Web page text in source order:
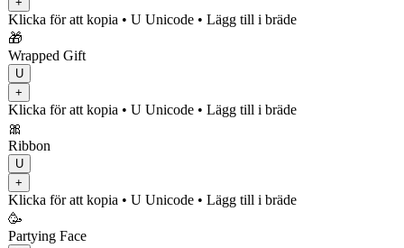
Klicka för att kopia • U Unicode • Lägg till i bräde
🎁
Wrapped Gift
U
+
Klicka för att kopia • U Unicode • Lägg till i bräde
🎀
Ribbon
U
+
Klicka för att kopia • U Unicode • Lägg till i bräde
🥳
Partying Face